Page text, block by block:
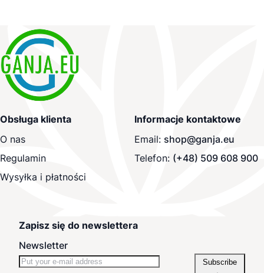
Obsługa klienta
O nas
Regulamin
Wysyłka i płatności
Informacje kontaktowe
Email: shop@ganja.eu
Telefon: (+48) 509 608 900
Zapisz się do newslettera
Newsletter
Subscribe